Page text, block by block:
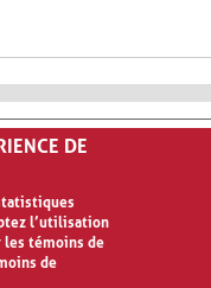
DE
l’utilisation
les témoins de
de